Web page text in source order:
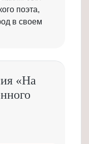
поэта,
в своем
«На